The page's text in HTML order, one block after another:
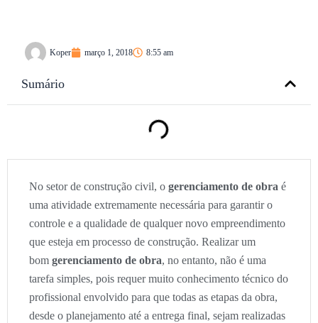
Koper março 1, 2018 8:55 am
Sumário
No setor de construção civil, o gerenciamento de obra é
uma atividade extremamente necessária para garantir o
controle e a qualidade de qualquer novo empreendimento
que esteja em processo de construção. Realizar um
bom gerenciamento de obra, no entanto, não é uma
tarefa simples, pois requer muito conhecimento técnico do
profissional envolvido para que todas as etapas da obra,
desde o planejamento até a entrega final, sejam realizadas